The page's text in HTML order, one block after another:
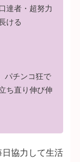
達者・超努力
ける
パチンコ狂で
ち直り伸び伸
協力して生活